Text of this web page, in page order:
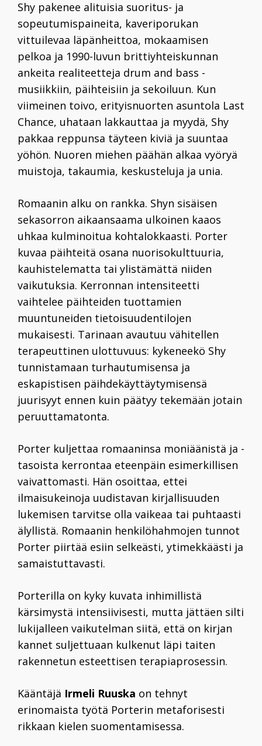
Shy pakenee alituisia suoritus- ja
sopeutumispaineita, kaveriporukan
vittuilevaa läpänheittoa, mokaamisen
pelkoa ja 1990-luvun brittiyhteiskunnan
ankeita realiteetteja drum and bass -
musiikkiin, päihteisiin ja sekoiluun. Kun
viimeinen toivo, erityisnuorten asuntola Last
Chance, uhataan lakkauttaa ja myydä, Shy
pakkaa reppunsa täyteen kiviä ja suuntaa
yöhön. Nuoren miehen päähän alkaa vyöryä
muistoja, takaumia, keskusteluja ja unia.
Romaanin alku on rankka. Shyn sisäisen
sekasorron aikaansaama ulkoinen kaaos
uhkaa kulminoitua kohtalokkaasti. Porter
kuvaa päihteitä osana nuorisokulttuuria,
kauhistelematta tai ylistämättä niiden
vaikutuksia. Kerronnan intensiteetti
vaihtelee päihteiden tuottamien
muuntuneiden tietoisuudentilojen
mukaisesti. Tarinaan avautuu vähitellen
terapeuttinen ulottuvuus: kykeneekö Shy
tunnistamaan turhautumisensa ja
eskapistisen päihdekäyttäytymisensä
juurisyyt ennen kuin päätyy tekemään jotain
peruuttamatonta.
Porter kuljettaa romaaninsa moniäänistä ja -
tasoista kerrontaa eteenpäin esimerkillisen
vaivattomasti. Hän osoittaa, ettei
ilmaisukeinoja uudistavan kirjallisuuden
lukemisen tarvitse olla vaikeaa tai puhtaasti
älyllistä. Romaanin henkilöhahmojen tunnot
Porter piirtää esiin selkeästi, ytimekkäästi ja
samaistuttavasti.
Porterilla on kyky kuvata inhimillistä
kärsimystä intensiivisesti, mutta jättäen silti
lukijalleen vaikutelman siitä, että on kirjan
kannet suljettuaan kulkenut läpi taiten
rakennetun esteettisen terapiaprosessin.
Kääntäjä Irmeli Ruuska on tehnyt
erinomaista työtä Porterin metaforisesti
rikkaan kielen suomentamisessa.